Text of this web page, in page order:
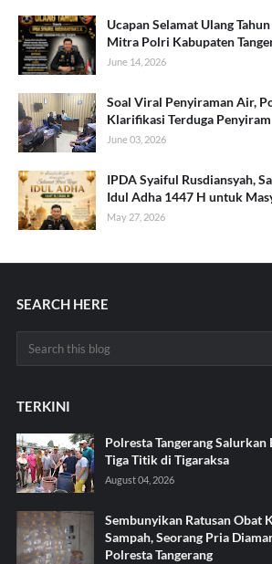
Ucapan Selamat Ulang
Mitra Polri Kabupaten
June 14, 2026
Soal Viral Penyiraman Air,
Klarifikasi Terduga Penyiram
June 03, 2026
IPDA Syaiful Rusdiansyah,
Idul Adha 1447 H untuk
May 27, 2026
SEARCH HERE
TERKINI
Polresta Tangerang
Tiga Titik di Tigaraksa ‎
August 04, 2026
Sembunyikan Ratusan Obat
Sampah, Seorang Pria
Polresta Tangerang